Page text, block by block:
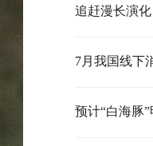
追赶漫长演
7月我国线下
预计“白海豚